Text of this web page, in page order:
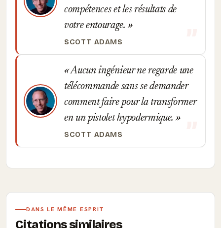
compétences et les résultats de
votre entourage.
SCOTT ADAMS
Aucun ingénieur ne regarde une
télécommande sans se demander
comment faire pour la transformer
en un pistolet hypodermique.
SCOTT ADAMS
DANS LE MÊME ESPRIT
Citations similaires